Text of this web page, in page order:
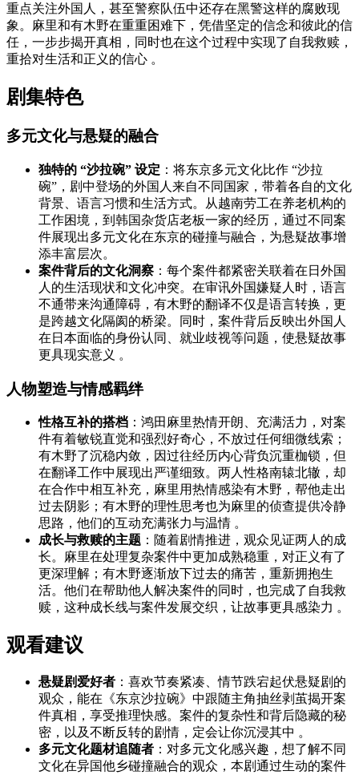
重点关注外国人，甚至警察队伍中还存在黑警这样的腐败现
象。麻里和有木野在重重困难下，凭借坚定的信念和彼此的信
任，一步步揭开真相，同时也在这个过程中实现了自我救赎，
重拾对生活和正义的信心 。
剧集特色
多元文化与悬疑的融合
独特的 “沙拉碗” 设定 ：将东京多元文化比作 “沙拉
碗”，剧中登场的外国人来自不同国家，带着各自的文化
背景、语言习惯和生活方式。从越南劳工在养老机构的
工作困境，到韩国杂货店老板一家的经历，通过不同案
件展现出多元文化在东京的碰撞与融合，为悬疑故事增
添丰富层次。
案件背后的文化洞察 ：每个案件都紧密关联着在日外国
人的生活现状和文化冲突。在审讯外国嫌疑人时，语言
不通带来沟通障碍，有木野的翻译不仅是语言转换，更
是跨越文化隔阂的桥梁。同时，案件背后反映出外国人
在日本面临的身份认同、就业歧视等问题，使悬疑故事
更具现实意义 。
人物塑造与情感羁绊
性格互补的搭档 ：鸿田麻里热情开朗、充满活力，对案
件有着敏锐直觉和强烈好奇心，不放过任何细微线索；
有木野了沉稳内敛，因过往经历内心背负沉重枷锁，但
在翻译工作中展现出严谨细致。两人性格南辕北辙，却
在合作中相互补充，麻里用热情感染有木野，帮他走出
过去阴影；有木野的理性思考也为麻里的侦查提供冷静
思路，他们的互动充满张力与温情 。
成长与救赎的主题 ：随着剧情推进，观众见证两人的成
长。麻里在处理复杂案件中更加成熟稳重，对正义有了
更深理解；有木野逐渐放下过去的痛苦，重新拥抱生
活。他们在帮助他人解决案件的同时，也完成了自我救
赎，这种成长线与案件发展交织，让故事更具感染力 。
观看建议
悬疑剧爱好者 ：喜欢节奏紧凑、情节跌宕起伏悬疑剧的
观众，能在《东京沙拉碗》中跟随主角抽丝剥茧揭开案
件真相，享受推理快感。案件的复杂性和背后隐藏的秘
密，以及不断反转的剧情，定会让你沉浸其中 。
多元文化题材追随者 ：对多元文化感兴趣，想了解不同
文化在异国他乡碰撞融合的观众，本剧通过生动的案件